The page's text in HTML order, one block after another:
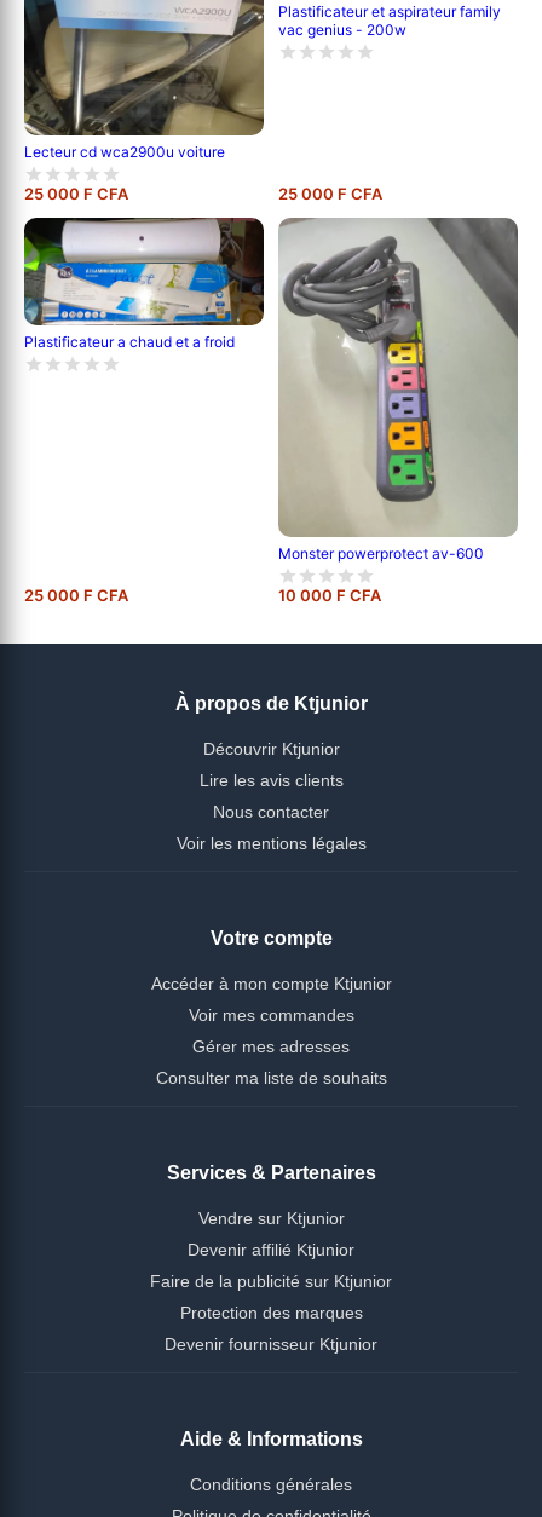
Lecteur cd wca2900u voiture
25 000 F CFA
Plastificateur et aspirateur family
vac genius - 200w
25 000 F CFA
Plastificateur a chaud et a froid
25 000 F CFA
Monster powerprotect av-600
10 000 F CFA
À propos de Ktjunior
Découvrir Ktjunior
Lire les avis clients
Nous contacter
Voir les mentions légales
Votre compte
Accéder à mon compte Ktjunior
Voir mes commandes
Gérer mes adresses
Consulter ma liste de souhaits
Services & Partenaires
Vendre sur Ktjunior
Devenir affilié Ktjunior
Faire de la publicité sur Ktjunior
Protection des marques
Devenir fournisseur Ktjunior
Aide & Informations
Conditions générales